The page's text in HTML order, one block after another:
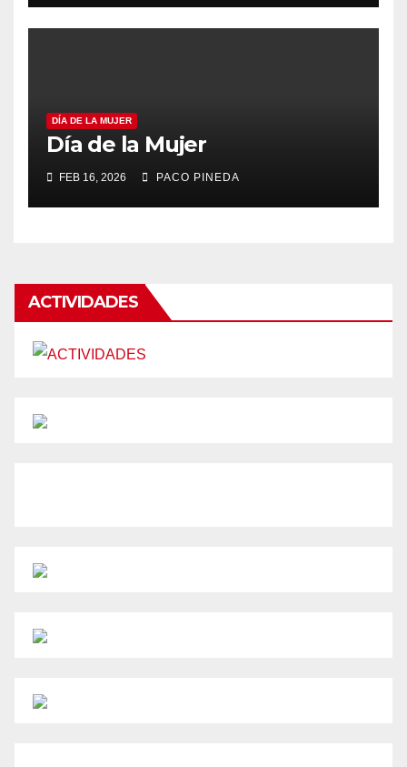
DÍA DE LA MUJER
Día de la Mujer
FEB 16, 2026 PACO PINEDA
ACTIVIDADES